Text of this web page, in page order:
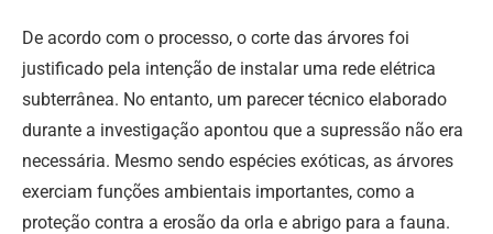
De acordo com o processo, o corte das árvores foi
justificado pela intenção de instalar uma rede elétrica
subterrânea. No entanto, um parecer técnico elaborado
durante a investigação apontou que a supressão não era
necessária. Mesmo sendo espécies exóticas, as árvores
exerciam funções ambientais importantes, como a
proteção contra a erosão da orla e abrigo para a fauna.